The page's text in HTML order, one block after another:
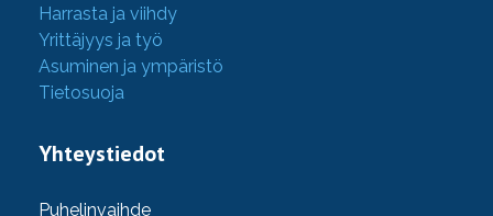
Harrasta ja viihdy
Yrittäjyys ja työ
Asuminen ja ympäristö
Tietosuoja
Yhteystiedot
Puhelinvaihde